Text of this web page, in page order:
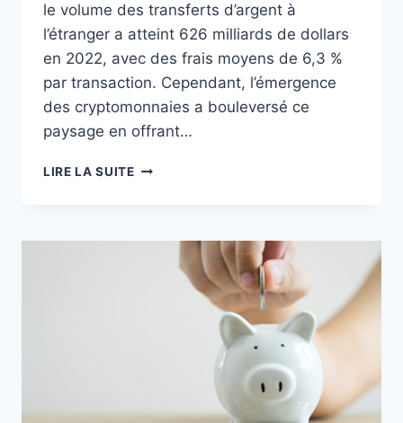
le volume des transferts d’argent à
l’étranger a atteint 626 milliards de dollars
en 2022, avec des frais moyens de 6,3 %
par transaction. Cependant, l’émergence
des cryptomonnaies a bouleversé ce
paysage en offrant…
LIRE LA SUITETRANSFERTS
DES
CRYPTOMONNAIES
RÉVOLUTION